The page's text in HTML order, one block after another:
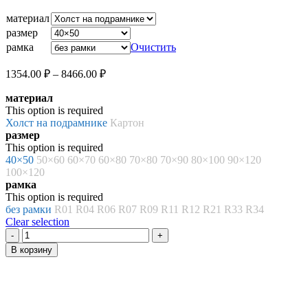
1354.00 ₽
–
8466.00 ₽
материал
размер
рамка
Очистить
1354.00 ₽ – 8466.00 ₽Диапазон
8466.00 ₽
материал
This option is required
Холст на подрамнике Картон
размер
This option is required
40×50 50×60 60×70 60×80 70×80 70×90 80×100 90×120
100×120
рамка
This option is required
без рамки R01 R04 R06 R07 R09 R11 R12 R21 R33 R34
Clear selection
Количество
товара
Картина
В корзину